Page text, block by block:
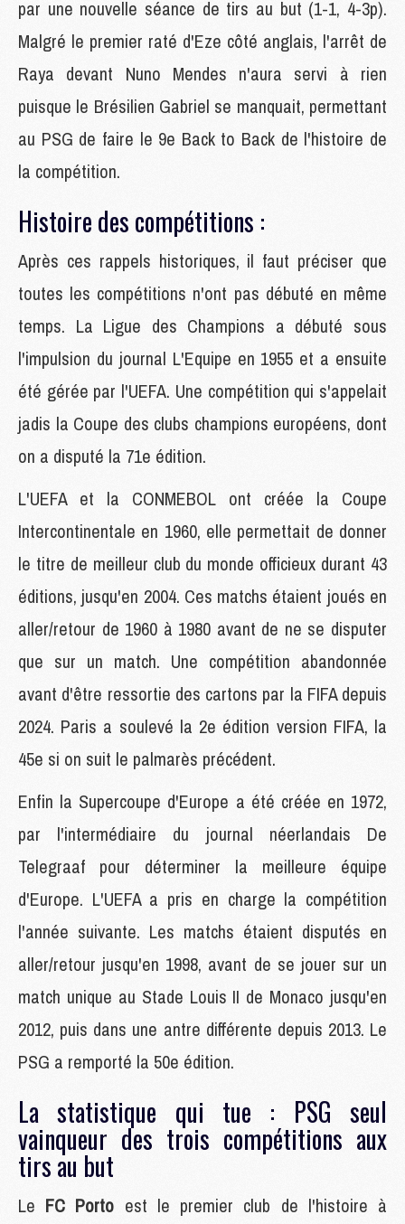
par une nouvelle séance de tirs au but (1-1, 4-3p).
Malgré le premier raté d'Eze côté anglais, l'arrêt de
Raya devant Nuno Mendes n'aura servi à rien
puisque le Brésilien Gabriel se manquait, permettant
au PSG de faire le 9e Back to Back de l'histoire de
la compétition.
Histoire des compétitions :
Après ces rappels historiques, il faut préciser que
toutes les compétitions n'ont pas débuté en même
temps. La Ligue des Champions a débuté sous
l'impulsion du journal L'Equipe en 1955 et a ensuite
été gérée par l'UEFA. Une compétition qui s'appelait
jadis la Coupe des clubs champions européens, dont
on a disputé la 71e édition.
L'UEFA et la CONMEBOL ont créée la Coupe
Intercontinentale en 1960, elle permettait de donner
le titre de meilleur club du monde officieux durant 43
éditions, jusqu'en 2004. Ces matchs étaient joués en
aller/retour de 1960 à 1980 avant de ne se disputer
que sur un match. Une compétition abandonnée
avant d'être ressortie des cartons par la FIFA depuis
2024. Paris a soulevé la 2e édition version FIFA, la
45e si on suit le palmarès précédent.
Enfin la Supercoupe d'Europe a été créée en 1972,
par l'intermédiaire du journal néerlandais De
Telegraaf pour déterminer la meilleure équipe
d'Europe. L'UEFA a pris en charge la compétition
l'année suivante. Les matchs étaient disputés en
aller/retour jusqu'en 1998, avant de se jouer sur un
match unique au Stade Louis II de Monaco jusqu'en
2012, puis dans une antre différente depuis 2013. Le
PSG a remporté la 50e édition.
La statistique qui tue : PSG seul
vainqueur des trois compétitions aux
tirs au but
Le FC Porto est le premier club de l'histoire à